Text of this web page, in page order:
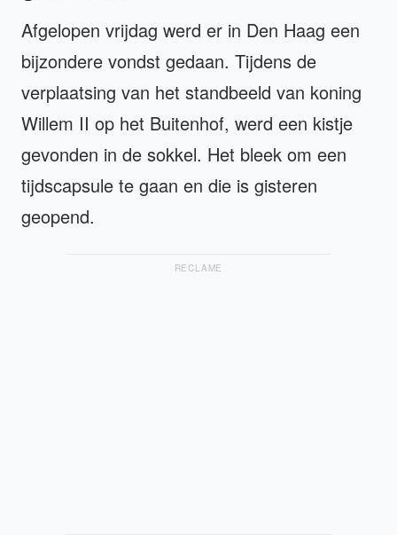
Afgelopen vrijdag werd er in Den Haag een
bijzondere vondst gedaan. Tijdens de
verplaatsing van het standbeeld van koning
Willem II op het Buitenhof, werd een kistje
gevonden in de sokkel. Het bleek om een
tijdscapsule te gaan en die is gisteren
geopend.
RECLAME